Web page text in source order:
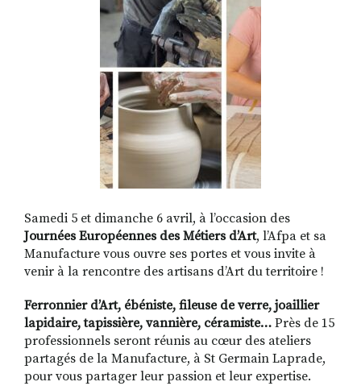
Samedi 5 et dimanche 6 avril, à l’occasion des
Journées Européennes des Métiers d’Art, l’Afpa et sa
Manufacture vous ouvre ses portes et vous invite à
venir à la rencontre des artisans d’Art du territoire !
Ferronnier d’Art, ébéniste, fileuse de verre, joaillier
lapidaire, tapissière, vannière, céramiste… Près de 15
professionnels seront réunis au cœur des ateliers
partagés de la Manufacture, à St Germain Laprade,
pour vous partager leur passion et leur expertise.